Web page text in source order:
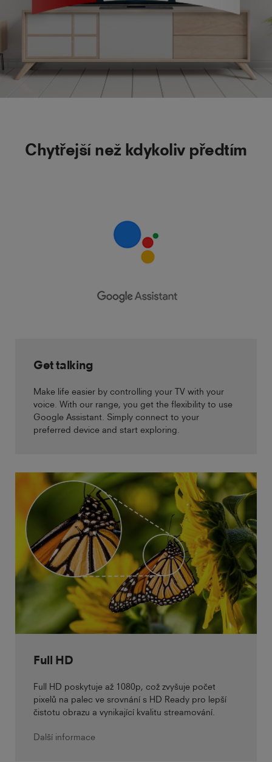
Chytřejší než kdykoliv předtím
Get talking
Make life easier by controlling your TV with your
voice. With our range, you get the flexibility to use
Google Assistant. Simply connect to your
preferred device and start exploring.
Full HD
Full HD poskytuje až 1080p, což zvyšuje počet
pixelů na palec ve srovnání s HD Ready pro lepší
čistotu obrazu a vynikající kvalitu streamování.
Další informace